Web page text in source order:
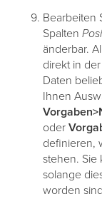
Bearbeiten
Spalten
änderbar.
direkt in
Daten
Ihnen
oder
definieren,
stehen. Sie
solange
worden